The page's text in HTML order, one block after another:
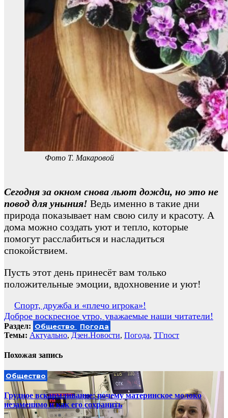
Фото Т. Макаровой
Сегодня за окном снова льют дожди, но это не
повод для уныния! Ведь именно в такие дни
природа показывает нам свою силу и красоту. А
дома можно создать уют и тепло, которые
помогут расслабиться и насладиться
спокойствием.
Пусть этот день принесёт вам только
положительные эмоции, вдохновение и уют!
Навигация
по
записям
Спорт, дружба и «плечо игрока»!
Доброе воскресное утро, уважаемые наши читатели!
Раздел: Общество Погода
Темы: Актуально, Дзен.Новости, Погода, ТГпост
Похожая запись
Общество
Грудное вскармливание: почему материнское молоко
незаменимо и как его сохранить